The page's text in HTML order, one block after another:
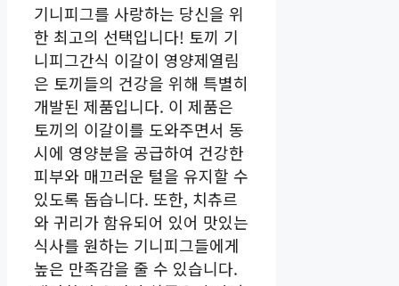
기니피그를 사랑하는 당신을 위
한 최고의 선택입니다! 토끼 기
니피그간식 이갈이 영양제열림
은 토끼들의 건강을 위해 특별히
개발된 제품입니다. 이 제품은
토끼의 이갈이를 도와주면서 동
시에 영양분을 공급하여 건강한
피부와 매끄러운 털을 유지할 수
있도록 돕습니다. 또한, 치츄르
와 귀리가 함유되어 있어 맛있는
식사를 원하는 기니피그들에게
높은 만족감을 줄 수 있습니다.